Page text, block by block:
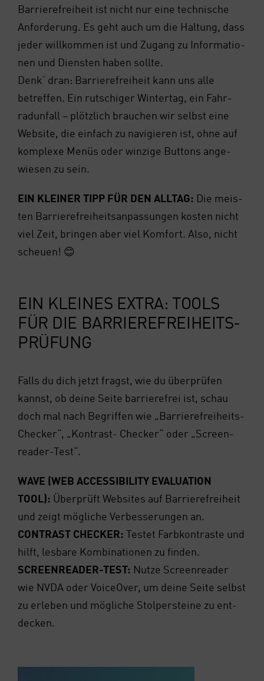
Bar­rie­re­frei­heit ist nicht nur eine tech­ni­sche
Anfor­de­rung. Es geht auch um die Hal­tung, dass
jeder will­kom­men ist und Zugang zu Infor­ma­tio­
nen und Diens­ten haben soll­te.
Denk‘ dran: Bar­rie­re­frei­heit kann uns alle
betref­fen. Ein rut­schi­ger Win­ter­tag, ein Fahr­
rad­un­fall – plötz­lich brau­chen wir selbst eine
Web­site, die ein­fach zu navi­gie­ren ist, ohne auf
kom­ple­xe Menüs oder win­zi­ge But­tons ange­
wie­sen zu sein.
EIN KLEI­NER TIPP FÜR DEN ALL­TAG: Die meis­
ten Bar­rie­re­frei­heits­an­pas­sun­gen kos­ten nicht
viel Zeit, brin­gen aber viel Kom­fort. Also, nicht
scheu­en! 😊
EIN KLEI­NES EXTRA: TOOLS
FÜR DIE BAR­RIE­RE­FREI­HEITS­
PRÜ­FUNG
Falls du dich jetzt fragst, wie du über­prü­fen
kannst, ob dei­ne Sei­te bar­rie­re­frei ist, schau
doch mal nach Begrif­fen wie „Bar­rie­re­frei­heits-
Che­cker“, „Kon­trast- Che­cker“ oder „Screen­
rea­der-Test“.
WAVE (WEB ACCES­SI­BI­LI­TY EVA­LUA­TI­ON
TOOL): Über­prüft Web­sites auf Bar­rie­re­frei­heit
und zeigt mög­li­che Ver­bes­se­run­gen an.
CON­TRAST CHE­CKER: Tes­tet Farb­kon­tras­te und
hilft, les­ba­re Kom­bi­na­tio­nen zu fin­den.
SCREEN­REA­DER-TEST: Nut­ze Screen­rea­der
wie NVDA oder Voice­Over, um dei­ne Sei­te selbst
zu erle­ben und mög­li­che Stol­per­stei­ne zu ent­
de­cken.